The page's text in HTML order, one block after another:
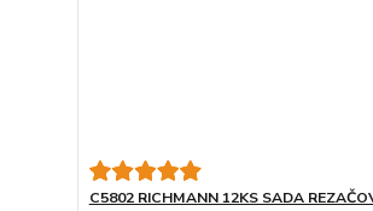
C5802 RICHMANN 12KS SADA